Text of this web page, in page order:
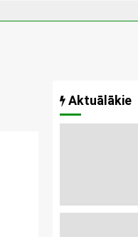
Aktuālākie